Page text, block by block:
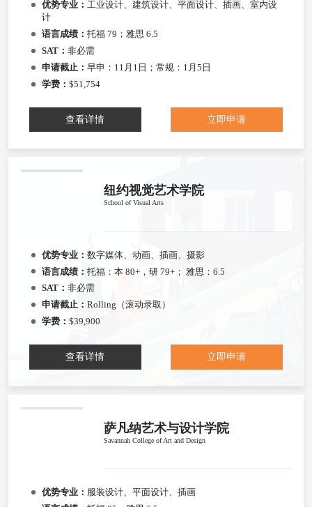
优势专业： 工业设计、建筑设计、平面设计、插画、室内设
计
语言成绩： 托福 79；雅思 6.5
SAT： 非必需
申请截止： 早申：11月1日；常规：1月5日
学费： $51,754
查看详情 立即申请
纽约视觉艺术学院
School of Visual Arts
优势专业： 数字媒体、动画、插画、摄影
语言成绩： 托福：本 80+，研 79+； 雅思：6.5
SAT： 非必需
申请截止： Rolling（滚动录取）
学费： $39,900
查看详情 立即申请
萨凡纳艺术与设计学院
Savannah College of Art and Design
优势专业： 服装设计、平面设计、插画